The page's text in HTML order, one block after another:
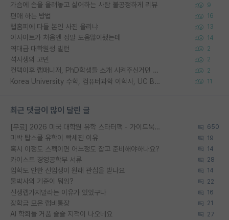
가슴에 손을 올려놓고 싫어하는 사람 불공정하게 리뷰 9
편애 하는 방법 16
랩홈피에 다들 본인 사진 올리냐 13
이사이트가 처음엔 정말 도움많이됐는데 14
역대급 대학원생 빌런 2
석사생의 고민 2
컨택이후 랩매니저, PhD학생들 소개 시켜주신거면 거의 컨펌에 가깝나요? 2
Korea University 수학, 컴퓨터과학 이학사, UC Berkeley 산업공학 대학원 공학박사가 되는 것은 쉽지 않겠죠? 11
최근 댓글이 많이 달린 글
[무료] 2026 미국 대학원 유학 스타터팩 - 가이드북 & 합격자 컨택메일 템플릿 650
미박 탑스쿨 유학이 빡세진 이유 19
혹시 이정도 스펙이면 어느정도 잡고 준비해야하나요? 14
카이스트 경영공학부 서류 28
입학도 안한 신입생이 원래 관심을 받나요 14
물박사의 기준이 뭐임? 22
신생랩가지말라는 이유가 있었구나 16
장학금 모은 랩비통장 21
AI 학회들 거품 슬슬 지적이 나오네요 27